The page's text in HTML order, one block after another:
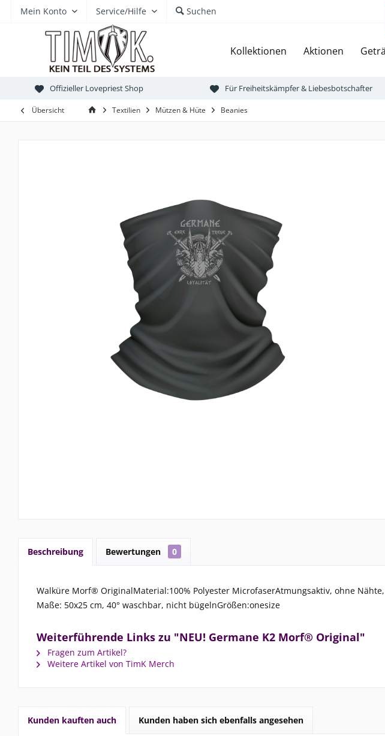
Mein Konto Service/Hilfe Suchen
Kollektionen Aktionen
Offizieller Lovepriest Shop Für Freiheitskämpfer & Liebesbotschafter
Übersicht Textilien Mützen & Hüte Beanies
Beschreibung Bewertungen 0
Walküre Morf® OriginalMaterial:100% Polyester MicrofaserAtmungsaktiv, ohne
Maße: 50x25 cm, 40° waschbar, nicht bügelnGrößen:onesize
Weiterführende Links zu "NEU! Germane K2 Morf® Original"
Fragen zum Artikel?
Weitere Artikel von TimK Merch
Kunden kauften auch Kunden haben sich ebenfalls angesehen